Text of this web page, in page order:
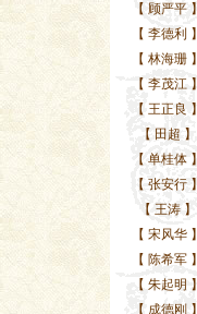
【 顾严平】
【 李德利 】
【 林海珊】
【 李茂江】
【 王正良 】
【 田超 】
【 单桂体】
【 张安行】
【 王涛】
【 宋风华】
【 陈希军】
【 朱起明 】
【 成德刚 】